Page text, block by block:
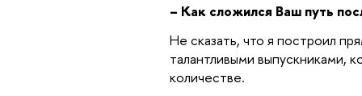
– Как сложился Ваш путь
Не сказать, что я построил
талантливыми выпускниками,
количестве.